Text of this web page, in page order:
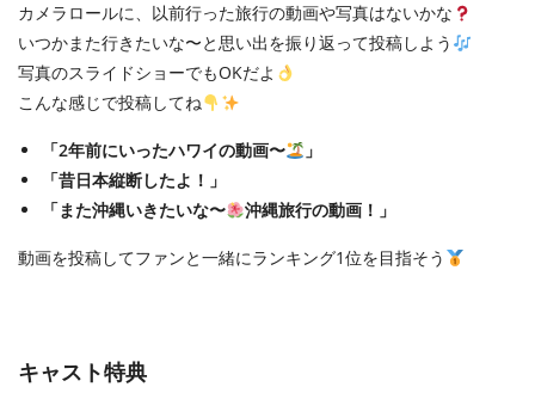
カメラロールに、以前行った旅行の動画や写真はないかな
いつかまた行きたいな〜と思い出を振り返って投稿しよう
写真のスライドショーでもOKだよ
こんな感じで投稿してね
「2年前にいったハワイの動画〜
」
「昔日本縦断したよ！」
「また沖縄いきたいな〜
沖縄旅行の動画！」
動画を投稿してファンと一緒にランキング1位を目指そう
キャスト特典